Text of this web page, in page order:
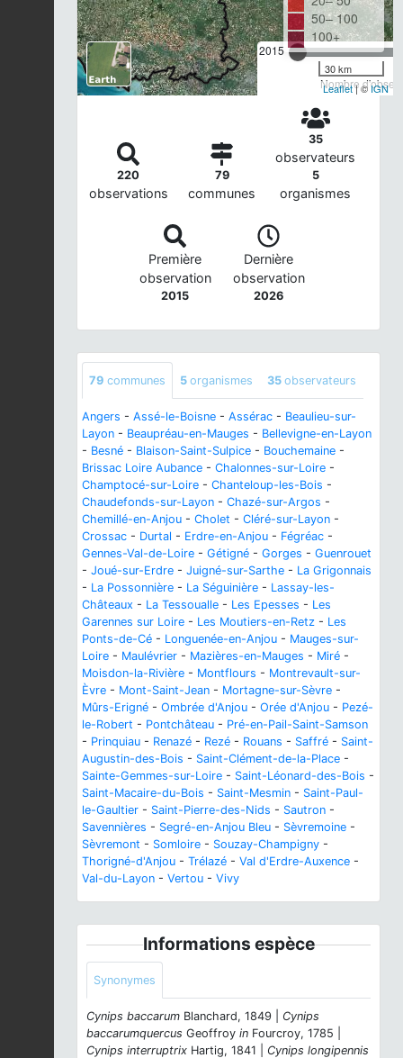
2015
Nombre
50– 100
100+
30 km
Leaflet| ©IGN
220
observations
79
communes
35
observateurs
5
organismes
Première
observation
2015
Dernière
observation
2026
79 communes 5 organismes 35 observateurs
Angers - Assé-le-Boisne - Assérac - Beaulieu-sur-
Layon - Beaupréau-en-Mauges - Bellevigne-en-Layon
- Besné - Blaison-Saint-Sulpice - Bouchemaine -
Brissac Loire Aubance - Chalonnes-sur-Loire -
Champtocé-sur-Loire - Chanteloup-les-Bois -
Chaudefonds-sur-Layon - Chazé-sur-Argos -
Chemillé-en-Anjou - Cholet - Cléré-sur-Layon -
Crossac - Durtal - Erdre-en-Anjou - Fégréac -
Gennes-Val-de-Loire - Gétigné - Gorges - Guenrouet
- Joué-sur-Erdre - Juigné-sur-Sarthe - La Grigonnais
- La Possonnière - La Séguinière - Lassay-les-
Châteaux - La Tessoualle - Les Epesses - Les
Garennes sur Loire - Les Moutiers-en-Retz - Les
Ponts-de-Cé - Longuenée-en-Anjou - Mauges-sur-
Loire - Maulévrier - Mazières-en-Mauges - Miré -
Moisdon-la-Rivière - Montflours - Montrevault-sur-
Èvre - Mont-Saint-Jean - Mortagne-sur-Sèvre -
Mûrs-Erigné - Ombrée d'Anjou - Orée d'Anjou - Pezé-
le-Robert - Pontchâteau - Pré-en-Pail-Saint-Samson
- Prinquiau - Renazé - Rezé - Rouans - Saffré - Saint-
Augustin-des-Bois - Saint-Clément-de-la-Place -
Sainte-Gemmes-sur-Loire - Saint-Léonard-des-Bois -
Saint-Macaire-du-Bois - Saint-Mesmin - Saint-Paul-
le-Gaultier - Saint-Pierre-des-Nids - Sautron -
Savennières - Segré-en-Anjou Bleu - Sèvremoine -
Sèvremont - Somloire - Souzay-Champigny -
Thorigné-d'Anjou - Trélazé - Val d'Erdre-Auxence -
Val-du-Layon - Vertou - Vivy
Informations espèce
Synonymes
Cynips baccarum Blanchard, 1849 | Cynips
baccarumquercus Geoffroy in Fourcroy, 1785 |
Cynips interruptrix Hartig, 1841 | Cynips longipennis